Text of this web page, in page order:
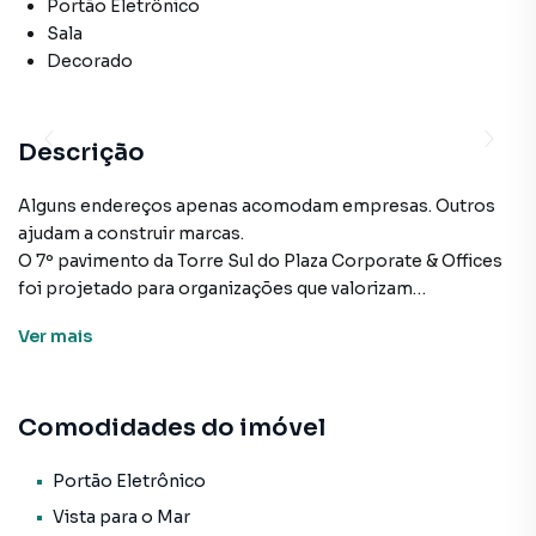
Portão Eletrônico
Sala
Decorado
Descrição
Alguns endereços apenas acomodam empresas. Outros
ajudam a construir marcas.
O 7º pavimento da Torre Sul do Plaza Corporate & Offices
foi projetado para organizações que valorizam
e uma presença corporativa compatível com sua ambição
Com 848 m² de área privativa em laje corporativa exclusiva,
administrativas, operações de tecnologia, centros de
serviços compartilhados, escritórios de advocacia,
Ver mais
Comodidades do imóvel
Portão Eletrônico
Vista para o Mar